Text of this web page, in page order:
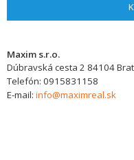
Maxim s.r.o.
Dúbravská cesta 2 84104
Telefón: 0915831158
E-mail: info@maximreal.sk